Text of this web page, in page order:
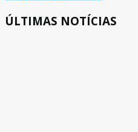
ÚLTIMAS NOTÍCIAS